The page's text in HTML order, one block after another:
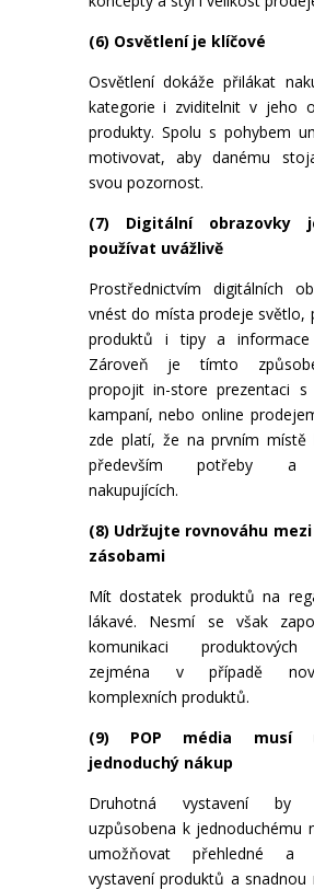
(6) Osvětlení je klíčové
Osvětlení dokáže přilákat
kategorie i zviditelnit v jeho
produkty. Spolu s pohybem
motivovat, aby danému
svou pozornost.
(7) Digitální obrazovky
používat uvážlivě
Prostřednictvím digitálních
vnést do místa prodeje světlo,
produktů i tipy a
Zároveň je tímto
propojit in-store prezentaci s
kampaní, nebo online
zde platí, že na prvním
především potřeby a
nakupujících.
(8) Udržujte rovnováhu
zásobami
Mít dostatek produktů na
lákavé. Nesmí se však
komunikaci
zejména v případě
komplexních produktů.
(9) POP média musí
jednoduchý nákup
Druhotná vystavení
uzpůsobena k jednoduchému
umožňovat přehledné a
vystavení produktů a snadnou